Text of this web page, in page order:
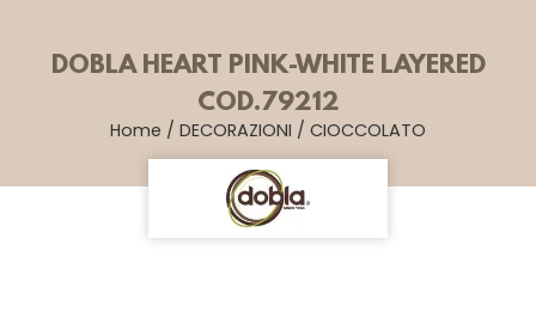
DOBLA HEART PINK-WHITE LAYERED
COD.79212
Home / DECORAZIONI / CIOCCOLATO